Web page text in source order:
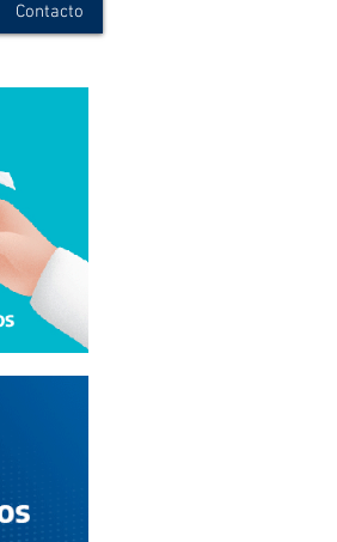
Contacto